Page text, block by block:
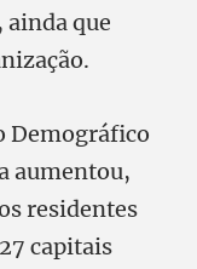
ainda que
Demográfico
aumentou,
residentes
capitais